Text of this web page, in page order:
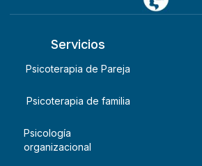
Servicios
Psicoterapia de Pareja
Psicoterapia de familia
Psicología
organizacional